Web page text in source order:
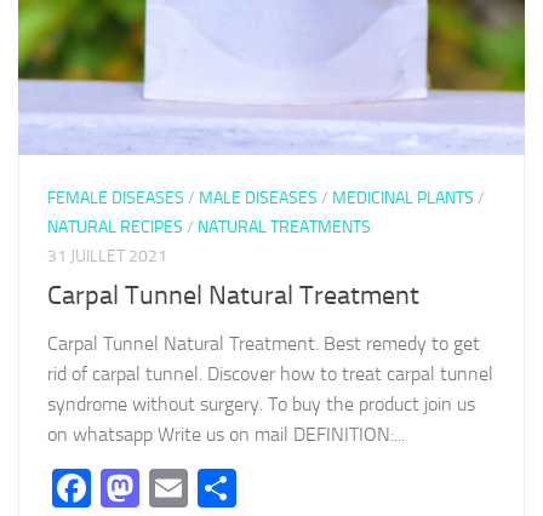
FEMALE DISEASES / MALE DISEASES / MEDICINAL PLANTS /
NATURAL RECIPES / NATURAL TREATMENTS
31 JUILLET 2021
Carpal Tunnel Natural Treatment
Carpal Tunnel Natural Treatment. Best remedy to get
rid of carpal tunnel. Discover how to treat carpal tunnel
syndrome without surgery. To buy the product join us
on whatsapp Write us on mail DEFINITION:...
Facebook
Mastodon
Email